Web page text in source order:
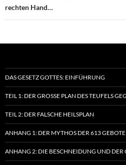
rechten Hand…
DAS GESETZ GOTTES: EINFÜHRUNG
TEIL 1: DER GROSSE PLAN DES TEUFELS
TEIL 2: DER FALSCHE HEILSPLAN
ANHANG 1: DER MYTHOS DER 613 GEBOTE
ANHANG 2: DIE BESCHNEIDUNG UND DER